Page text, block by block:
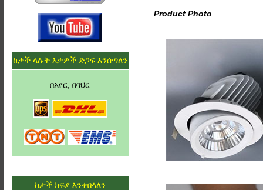
Product Photo
ከታች ላሉት እቃዎች ድጋፍ እንሰጣለን
በአየር, በባህር
ከታች ክፍያ እንቀበላለን